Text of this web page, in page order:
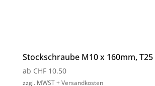
Stockschraube M10 x 160mm, T25
ab CHF10.50
zzgl. MWST + Versandkosten